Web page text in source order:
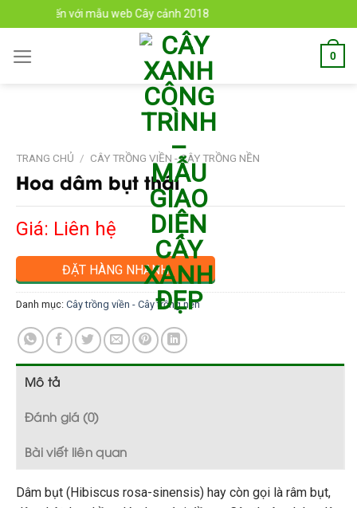
to
content
bạn đến với mẫu web Cây cảnh 2018
0
TRANG CHỦ / CÂY TRỒNG VIỀN - CÂY TRỒNG NỀN
Hoa dâm bụt thái
Giá: Liên hệ
ĐẶT HÀNG NHANH
Danh mục: Cây trồng viền - Cây trồng nền
Mô tả
Đánh giá (0)
Bài viết liên quan
Dâm bụt (Hibiscus rosa-sinensis) hay còn gọi là râm bụt,